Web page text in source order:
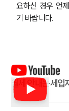
요하신 경우 언
기 바랍니다.
월세 안 내는 세